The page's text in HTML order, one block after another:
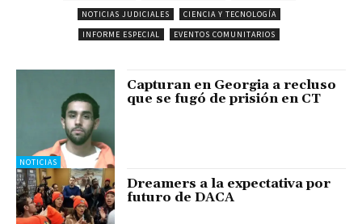
NOTICIAS JUDICIALES
CIENCIA Y TECNOLOGÍA
INFORME ESPECIAL
EVENTOS COMUNITARIOS
NOTICIAS
Capturan en Georgia a recluso
que se fugó de prisión en CT
Dreamers a la expectativa por
futuro de DACA